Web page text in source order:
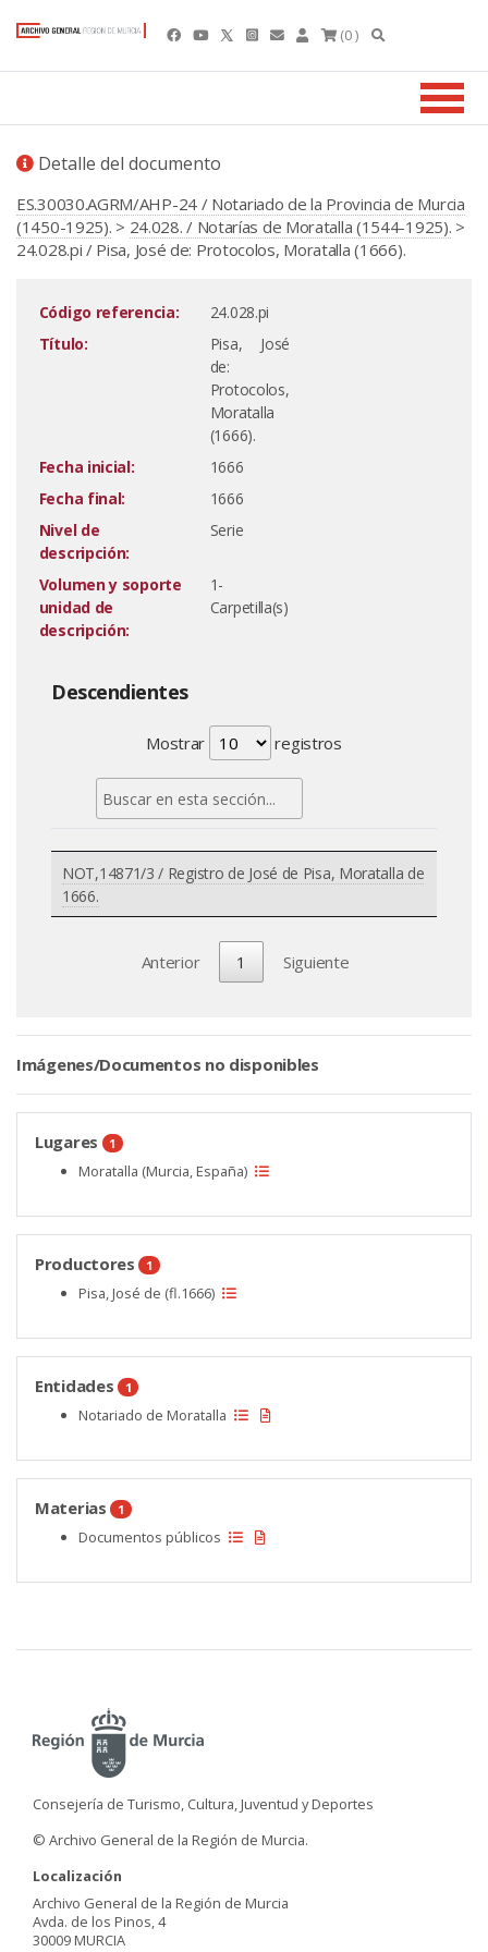
(0 )
Detalle del documento
ES.30030.AGRM/AHP-24 / Notariado de la Provincia de Murcia
(1450-1925). > 24.028. / Notarías de Moratalla (1544-1925). >
24.028.pi / Pisa, José de: Protocolos, Moratalla (1666).
Código referencia:
24.028.pi
Título:
Pisa, José
de:
Protocolos,
Moratalla
(1666).
Fecha inicial:
1666
Fecha final:
1666
Nivel de
descripción:
Serie
Volumen y soporte
unidad de
descripción:
1-
Carpetilla(s)
Descendientes
Mostrar registros
NOT,14871/3 / Registro de José de Pisa, Moratalla de
1666.
Anterior 1 Siguiente
Imágenes/Documentos no disponibles
Lugares 1
Moratalla (Murcia, España)
Productores 1
Pisa, José de (fl.1666)
Entidades 1
Notariado de Moratalla
Materias 1
Documentos públicos
Consejería de Turismo, Cultura, Juventud y Deportes
© Archivo General de la Región de Murcia.
Localización
Archivo General de la Región de Murcia
Avda. de los Pinos, 4
30009 MURCIA